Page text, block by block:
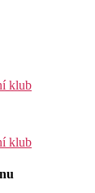
klub
klub